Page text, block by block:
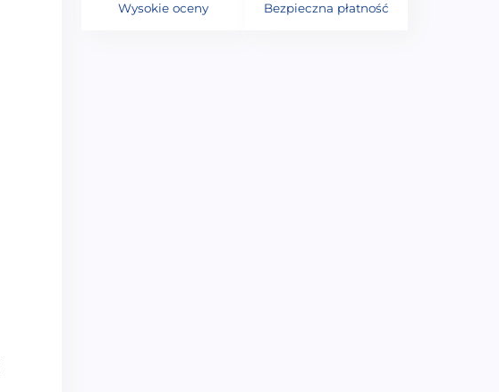
Wysokie oceny Bezpieczna płatność